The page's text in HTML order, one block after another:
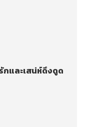
กและเสน่ห์ดึงดูด